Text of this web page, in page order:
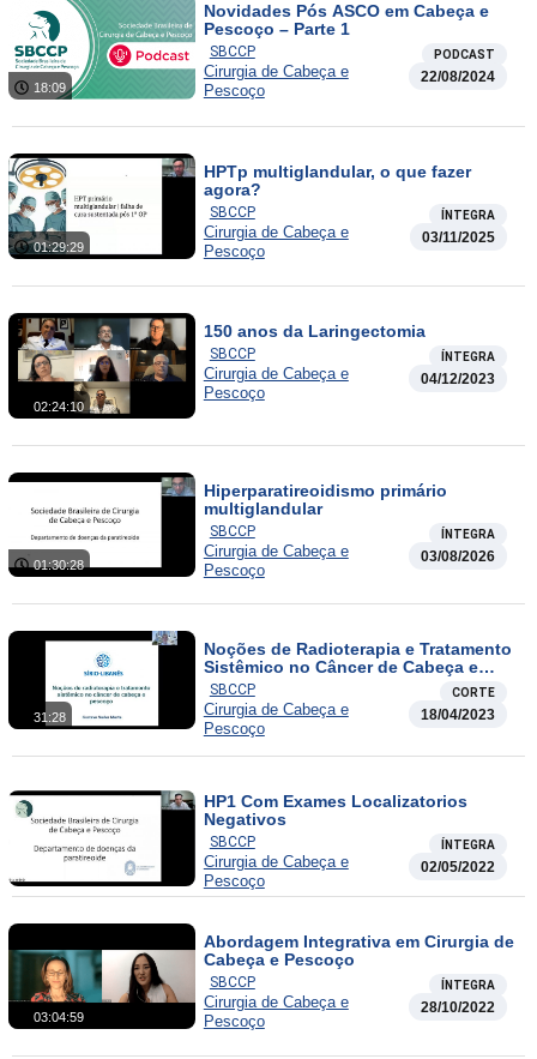
18:09
Novidades Pós ASCO em Cabeça e
Pescoço – Parte 1
SBCCP PODCAST
Cirurgia de Cabeça e
Pescoço
22/08/2024
01:29:29
HPTp multiglandular, o que fazer
agora?
SBCCP ÍNTEGRA
Cirurgia de Cabeça e
Pescoço
03/11/2025
02:24:10
150 anos da Laringectomia
SBCCP ÍNTEGRA
Cirurgia de Cabeça e
Pescoço
04/12/2023
01:30:28
Hiperparatireoidismo primário
multiglandular
SBCCP ÍNTEGRA
Cirurgia de Cabeça e
Pescoço
03/08/2026
31:28
Noções de Radioterapia e Tratamento
Sistêmico no Câncer de Cabeça e
Pescoço
SBCCP CORTE
Cirurgia de Cabeça e
Pescoço
18/04/2023
HP1 Com Exames Localizatorios
Negativos
SBCCP ÍNTEGRA
Cirurgia de Cabeça e
Pescoço
02/05/2022
03:04:59
Abordagem Integrativa em Cirurgia de
Cabeça e Pescoço
SBCCP ÍNTEGRA
Cirurgia de Cabeça e
Pescoço
28/10/2022